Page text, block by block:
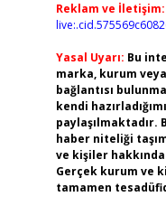
Reklam ve İletişim:
Yasal Uyarı: Bu
marka, kurum
bağlantısı
kendi
haber niteliği
ve kişiler
Gerçek kurum ve
tamamen